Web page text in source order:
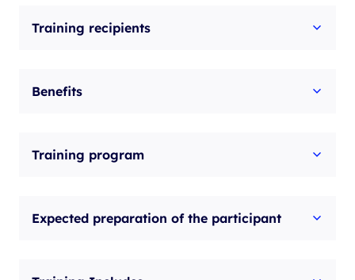
Training recipients
Benefits
Training program
Expected preparation of the participant